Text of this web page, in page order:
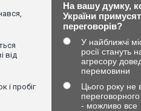
від
і пробіг
На вашу думку,
України
переговорів?
У найближчі
росії стануть
агресору
перемовини
Цього року не
- можливо все